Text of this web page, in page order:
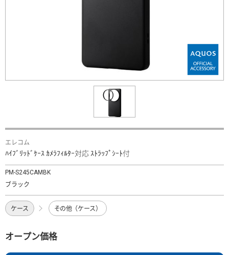
エレコム
ﾊｲﾌﾞﾘｯﾄﾞｹｰｽ ｶﾒﾗﾌｨﾙﾀｰ対応 ｽﾄﾗｯﾌﾟｼｰﾄ付
PM-S245CAMBK
ブラック
ケース その他（ケース）
オープン価格